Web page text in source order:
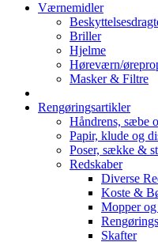
Værnemidler
Briller
Hjelme
Høreværn/
Masker & Filtre
Rengøringsartikler
Håndrens, sæbe
Papir, klude og
Poser, sække &
Redskaber
Diverse
Koste &
Mopper
Skafter